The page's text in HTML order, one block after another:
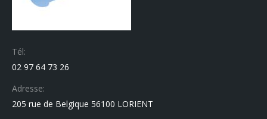
Tél:
02 97 64 73 26
Adresse:
205 rue de Belgique 56100 LORIENT